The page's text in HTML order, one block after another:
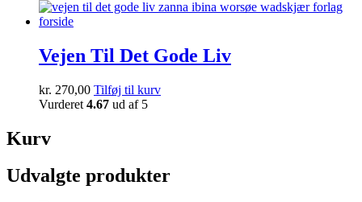
Vejen Til Det Gode Liv
kr. 270,00 Tilføj til kurv
Vurderet 4.67 ud af 5
Kurv
Udvalgte produkter